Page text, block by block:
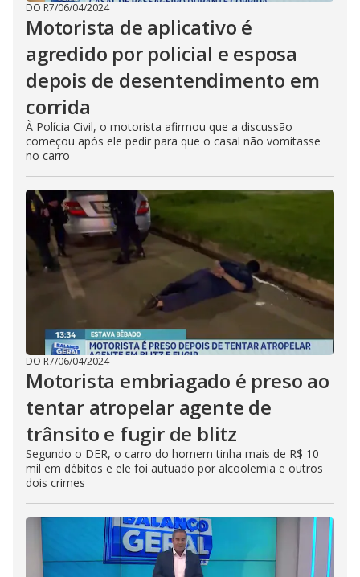
DO R7/06/04/2024
Motorista de aplicativo é
agredido por policial e esposa
depois de desentendimento em
corrida
À Polícia Civil, o motorista afirmou que a discussão
começou após ele pedir para que o casal não vomitasse
no carro
DO R7/06/04/2024
Motorista embriagado é preso ao
tentar atropelar agente de
trânsito e fugir de blitz
Segundo o DER, o carro do homem tinha mais de R$ 10
mil em débitos e ele foi autuado por alcoolemia e outros
dois crimes